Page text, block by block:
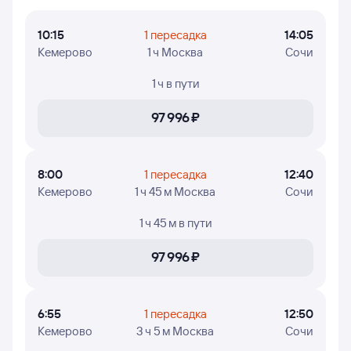
Уральские авиалинии осуществляет полёты.
10:15
Кемерово
1 пересадка
1 ч Москва
14:05
Сочи
1 ч в пути
97 ⁠996 ⁠₽
8:00
Кемерово
1 пересадка
1 ч 45 м Москва
12:40
Сочи
1 ч 45 м в пути
97 ⁠996 ⁠₽
6:55
Кемерово
1 пересадка
3 ч 5 м Москва
12:50
Сочи